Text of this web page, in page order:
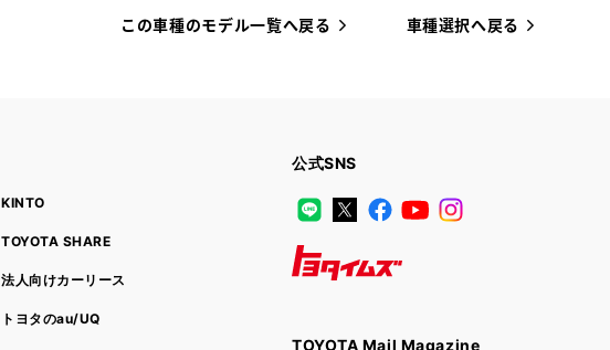
この車種のモデル一覧へ戻る 車種選択へ戻る
KINTO
TOYOTA SHARE
法人向けカーリース
トヨタのau/UQ
公式SNS
LINEX Facebook
YouTube
TOYOTA Mail Magazine